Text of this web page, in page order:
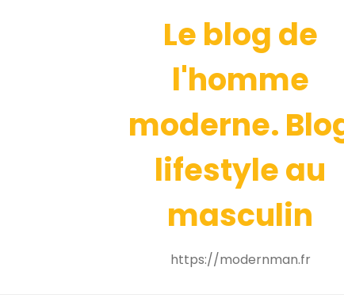
Le blog de
l'homme
moderne.
lifestyle au
masculin
https://modernman.fr